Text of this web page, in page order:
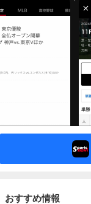
おすすめ情報